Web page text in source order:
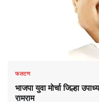
फलटण
भाजपा युवा मोर्चा जिल्हा
रामराम